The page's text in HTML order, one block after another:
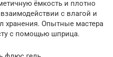
ёмкость и плотно
с влагой и
хранения. Опытные мастера
с помощью шприца.